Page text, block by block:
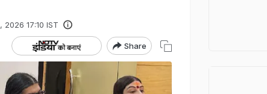
2026 17:10 IST
Share